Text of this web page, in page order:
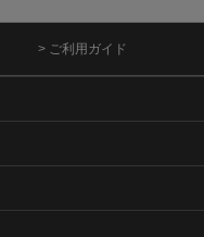
> ご利用ガイド